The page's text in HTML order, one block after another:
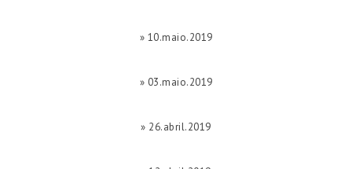
» 10.maio.2019
» 03.maio.2019
» 26.abril.2019